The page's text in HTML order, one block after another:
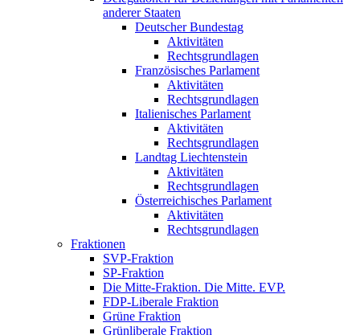
anderer Staaten
Deutscher Bundestag
Aktivitäten
Rechtsgrundlagen
Französisches Parlament
Aktivitäten
Rechtsgrundlagen
Italienisches Parlament
Aktivitäten
Rechtsgrundlagen
Landtag Liechtenstein
Aktivitäten
Rechtsgrundlagen
Österreichisches Parlament
Aktivitäten
Rechtsgrundlagen
Fraktionen
SVP-Fraktion
SP-Fraktion
Die Mitte-Fraktion. Die Mitte. EVP.
FDP-Liberale Fraktion
Grüne Fraktion
Grünliberale Fraktion